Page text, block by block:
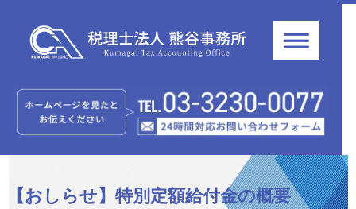
【おしらせ】特別定額給付金の概要